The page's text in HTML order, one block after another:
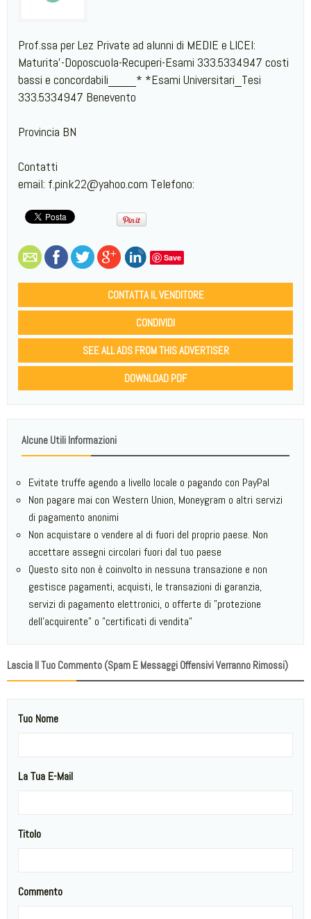
Prof.ssa per Lez Private ad alunni di MEDIE e LICEI:
Maturita'-Doposcuola-Recuperi-Esami 333.5334947 costi
bassi e concordabili____* *Esami Universitari_Tesi
333.5334947 Benevento
Provincia BN
Contatti
email: f.pink22@yahoo.com Telefono:
Save
CONTATTA IL VENDITORE
CONDIVIDI
SEE ALL ADS FROM THIS ADVERTISER
DOWNLOAD PDF
Alcune Utili Informazioni
Evitate truffe agendo a livello locale o pagando con PayPal
Non pagare mai con Western Union, Moneygram o altri servizi
di pagamento anonimi
Non acquistare o vendere al di fuori del proprio paese. Non
accettare assegni circolari fuori dal tuo paese
Questo sito non è coinvolto in nessuna transazione e non
gestisce pagamenti, acquisti, le transazioni di garanzia,
servizi di pagamento elettronici, o offerte di "protezione
dell'acquirente" o "certificati di vendita"
Lascia Il Tuo Commento (spam E Messaggi Offensivi Verranno Rimossi)
Tuo Nome
La Tua E-Mail
Titolo
Commento